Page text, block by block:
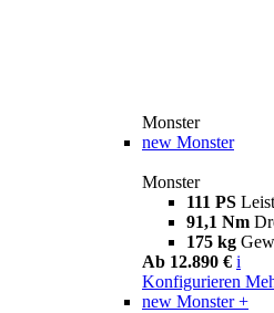
Monster
new Monster
Monster
111 PS
91,1 Nm
175 kg
Ab 12.890 € i
Konfigurieren
new Monster +